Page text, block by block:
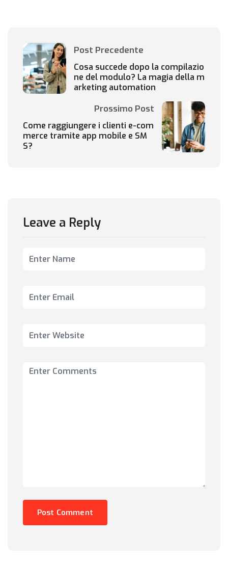
Post Precedente
Cosa succede dopo la compilazio
ne del modulo? La magia della m
arketing automation
Prossimo Post
Come raggiungere i clienti e-com
merce tramite app mobile e SM
S?
Leave a Reply